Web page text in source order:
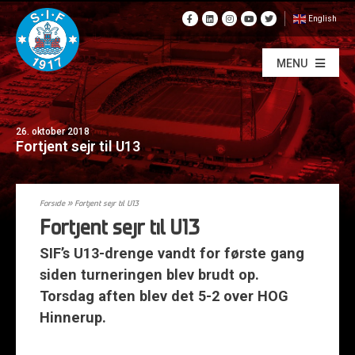
English
MENU
26. oktober 2018
Fortjent sejr til U13
Forside»Fortjent sejr til U13
Fortjent sejr til U13
SIF’s U13-drenge vandt for første gang
siden turneringen blev brudt op.
Torsdag aften blev det 5-2 over HOG
Hinnerup.